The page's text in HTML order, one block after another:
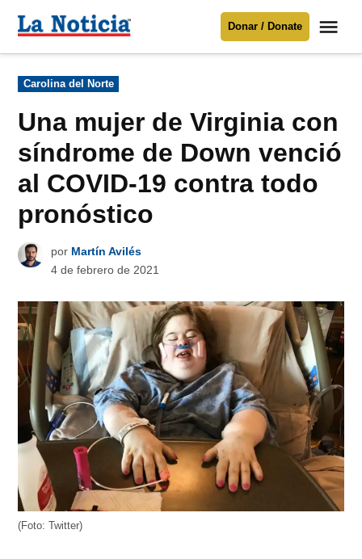
Para mantenerte informado necesitamos
Donar
contenido
Noticia
Donar / Donate
Publicado
en
Carolina del Norte
Una mujer de Virginia con
síndrome de Down venció
al COVID-19 contra todo
pronóstico
por Martín Avilés
4 de febrero de 2021
(Foto: Twitter)